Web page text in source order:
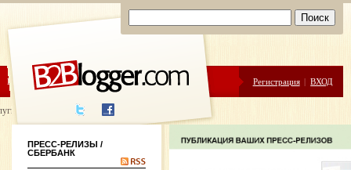
ЦЕНЫ ПОМОЩЬ Регистрация | ВХОД
написания
ПРЕСС-РЕЛИЗЫ /
СБЕРБАНК